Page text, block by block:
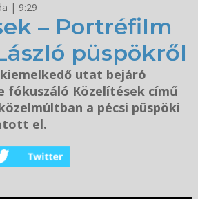
| 9:29
– Portréfilm
püspökről
utat bejáró
fókuszáló Közelítések című
a pécsi püspöki
el.